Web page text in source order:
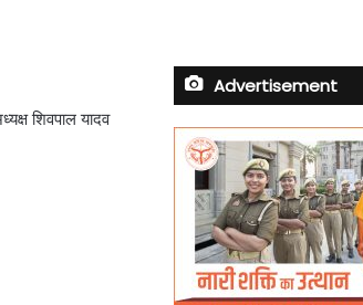
शिवपाल यादव
Advertisement